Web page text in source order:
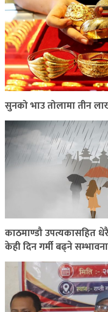
सुनको भाउ तोलामा तीन
काठमाण्डौ उपत्यकासहित
केही दिन गर्मी बढ्ने सम्भावना